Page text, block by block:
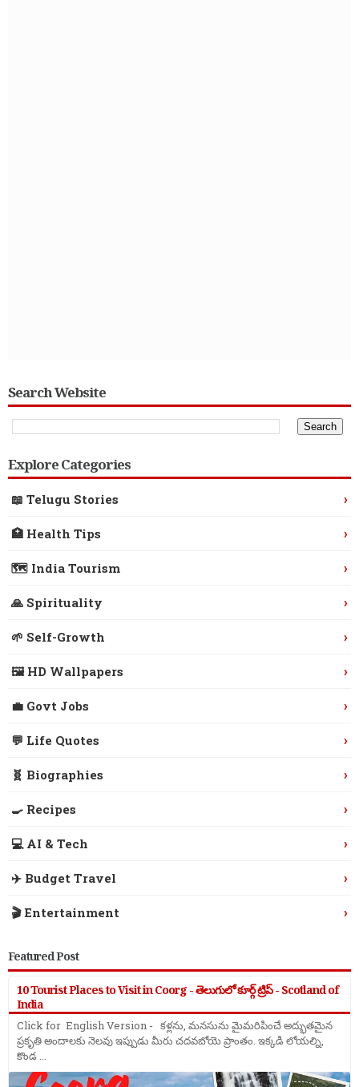
Search Website
Explore Categories
📖 Telugu Stories ›
🏥 Health Tips ›
🗺️ India Tourism ›
🙏 Spirituality ›
🌱 Self-Growth ›
🖼️ HD Wallpapers ›
💼 Govt Jobs ›
💬 Life Quotes ›
🧬 Biographies ›
🍳 Recipes ›
💻 AI & Tech ›
✈️ Budget Travel ›
🎬 Entertainment ›
Featured Post
10 Tourist Places to Visit in Coorg - తెలుగులో కూర్గ్ ట్రిప్ - Scotland of
India
Click for English Version - కళ్లను, మనసును మైమరిపించే అద్భుతమైన
ప్రకృతి అందాలకు నెలవు ఇప్పుడు మీరు చదవబోయె ప్రాంతం. ఇక్కడి లోయల్ని,
కొండ ...